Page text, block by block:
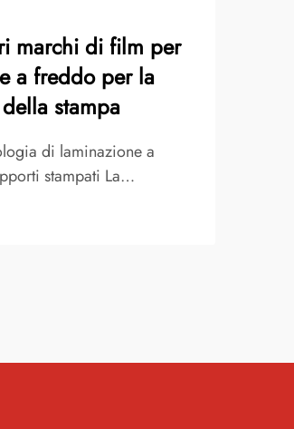
marchi di film per
a freddo per la
stampa
di laminazione a
stampati La
e valorizziamo i